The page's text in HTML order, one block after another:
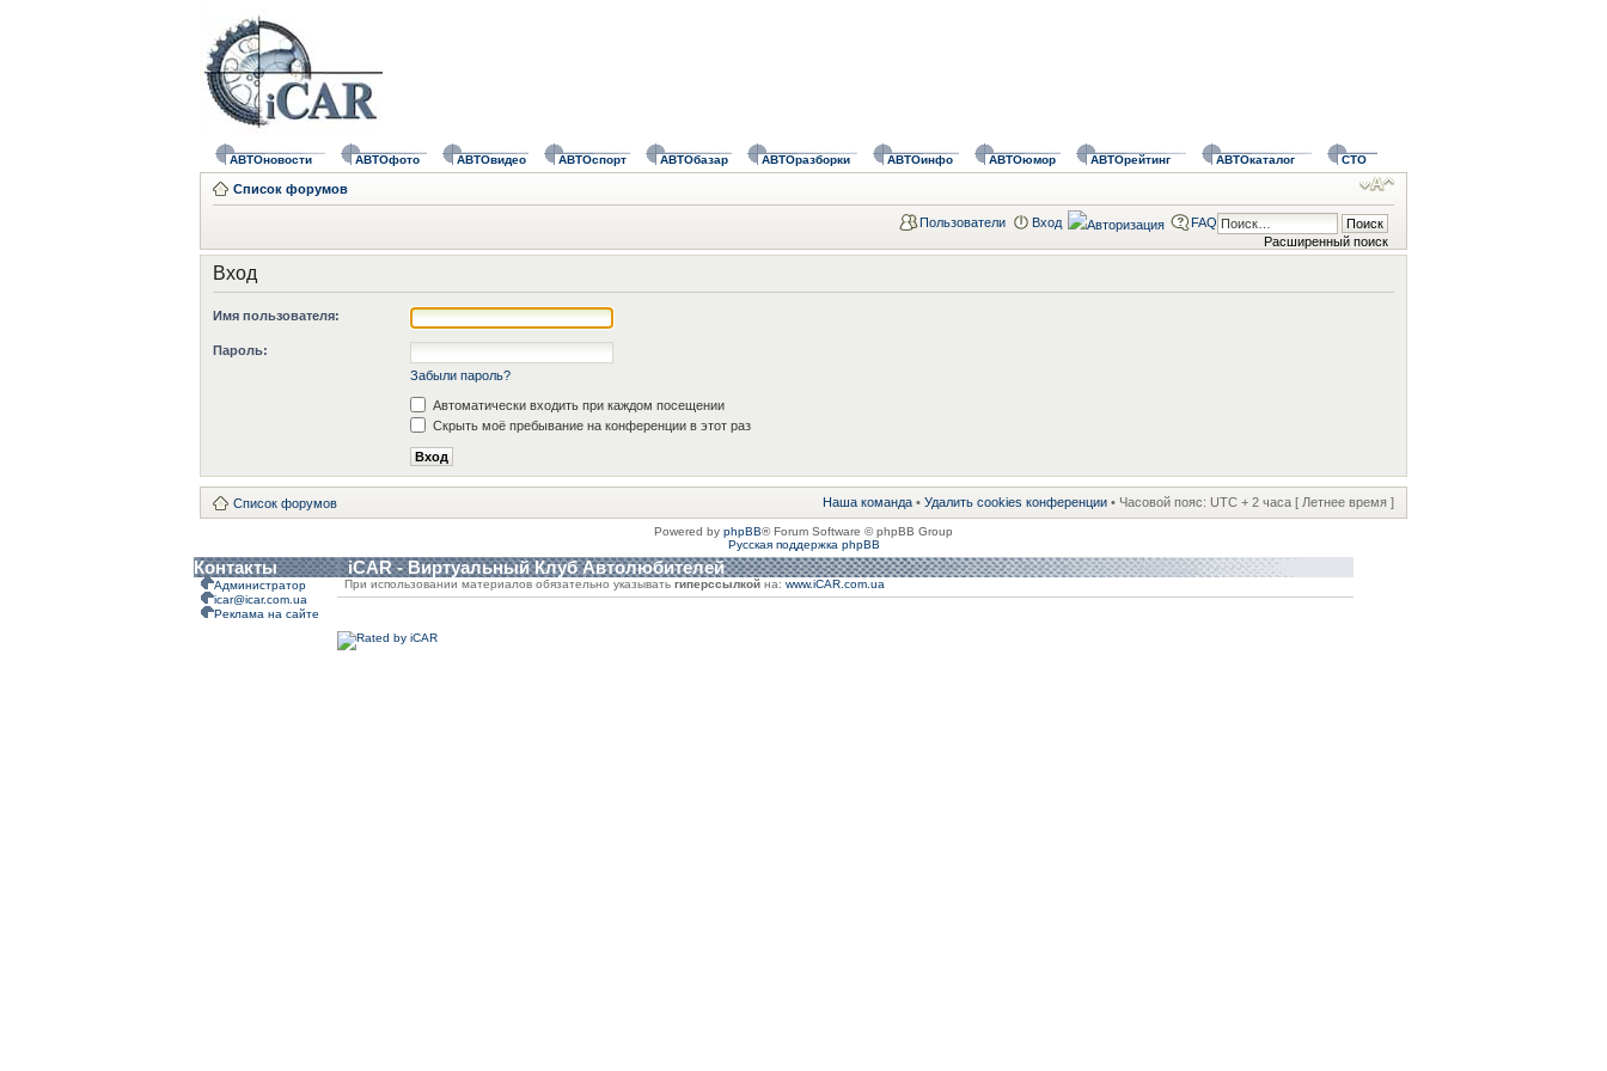
АВТОновости АВТОфото АВТОвидео АВТОспорт АВТОбазар АВТОразборки АВТОинфо АВТОюмор АВТОрейтинг АВТОкаталог СТО
Список форумов
Расширенный поиск
Пользователи Вход FAQ
Вход
Имя пользователя:
Пароль:
Забыли пароль?
Автоматически входить при каждом посещении
Скрыть моё пребывание на конференции в этот раз
Список форумов Наша команда • Удалить cookies конференции • Часовой пояс: UTC + 2 часа [ Летнее время ]
Powered by phpBB® Forum Software © phpBB Group
Русская поддержка phpBB
Контакты iCAR - Виртуальный Клуб Автолюбителей
Администратор
icar@icar.com.ua
Реклама на сайте
При использовании материалов обязательно указывать гиперссылкой на: www.iCAR.com.ua